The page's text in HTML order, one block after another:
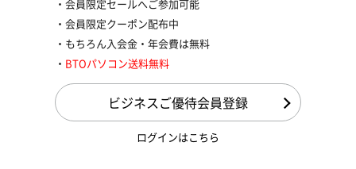
会員限定セールへご参加可能
会員限定クーポン配布中
もちろん入会金・年会費は無料
BTOパソコン送料無料
ビジネスご優待会員登録
ログインはこちら